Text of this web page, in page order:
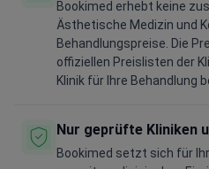
Bookimed erhebt keine
Ästhetische Medizin und
Behandlungspreise. Die
offiziellen Preislisten der
Klinik für Ihre Behandlung
Nur geprüfte Kliniken
Bookimed setzt sich für